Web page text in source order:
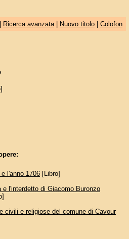
Ricerca avanzata| Nuovo titolo| Colofon
e l'anno 1706[Libro]
e l'interdetto di Giacomo Buronzo
civili e religiose del comune di Cavour